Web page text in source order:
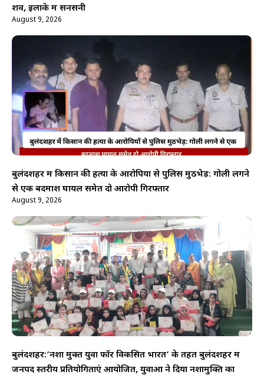
शव, इलाके में सनसनी
August 9, 2026
बुलंदशहर में किसान की हत्या के आरोपियों से पुलिस मुठभेड़: गोली लगने
से एक बदमाश घायल समेत दो आरोपी गिरफ्तार
August 9, 2026
बुलंदशहर:’नशा मुक्त युवा फॉर विकसित भारत’ के तहत बुलंदशहर में
जनपद स्तरीय प्रतियोगिताएं आयोजित, युवाओं ने दिया नशामुक्ति का